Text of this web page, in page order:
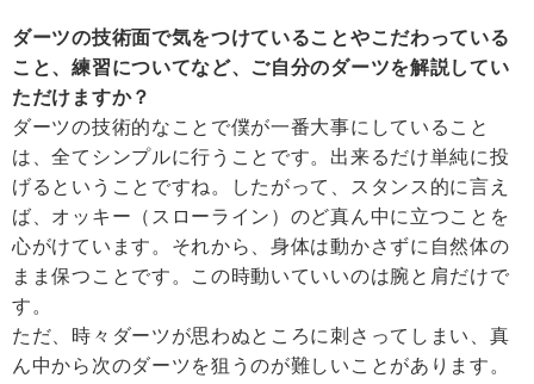
ダーツの技術面で気をつけていることやこだわっている
こと、練習についてなど、ご自分のダーツを解説してい
ただけますか？
ダーツの技術的なことで僕が一番大事にしていること
は、全てシンプルに行うことです。出来るだけ単純に投
げるということですね。したがって、スタンス的に言え
ば、オッキー（スローライン）のど真ん中に立つことを
心がけています。それから、身体は動かさずに自然体の
まま保つことです。この時動いていいのは腕と肩だけで
す。
ただ、時々ダーツが思わぬところに刺さってしまい、真
ん中から次のダーツを狙うのが難しいことがあります。